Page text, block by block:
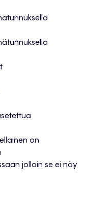
on
jolloin se ei näy